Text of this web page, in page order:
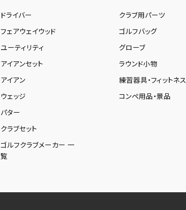
ドライバー
フェアウェイウッド
ユーティリティ
アイアンセット
アイアン
ウェッジ
パター
クラブセット
ゴルフクラブメーカー 一
覧
クラブ用パーツ
ゴルフバッグ
グローブ
ラウンド小物
練習器具・フィットネス
コンペ用品・景品